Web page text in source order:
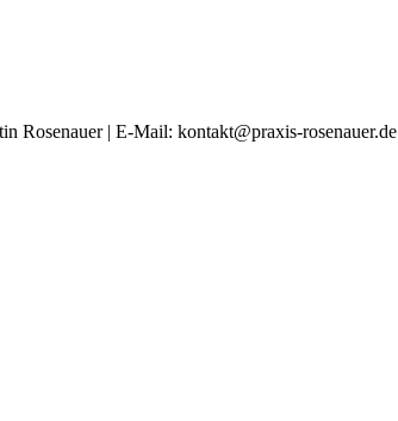
Rosenauer | E-Mail: kontakt@praxis-rosenauer.de